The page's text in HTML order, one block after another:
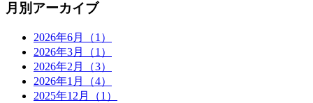
月別アーカイブ
2026年6月（1）
2026年3月（1）
2026年2月（3）
2026年1月（4）
2025年12月（1）